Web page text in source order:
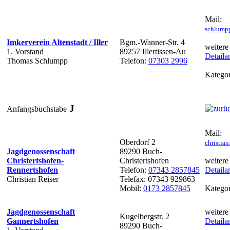
Imkerverein Altenstadt / Iller
1. Vorstand
Thomas Schlumpp
Bgm.-Wanner-Str. 4
89257 Illertissen-Au
Telefon: 07303 2996
Mail:
Anfangsbuchstabe J
Jagdgenossenschaft
Christertshofen-
Rennertshofen
Christian Reiser
Oberdorf 2
89290 Buch-
Christertshofen
Telefon: 07343 2857845
Telefax: 07343 929863
Mobil: 0173 2857845
Mail:
Jagdgenossenschaft
Gannertshofen
Kugelbergstr. 2
89290 Buch-